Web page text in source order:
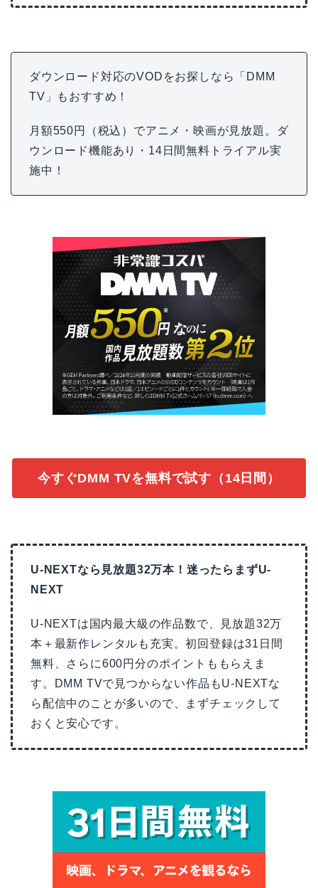
ダウンロード対応のVODをお探しなら「DMM
TV」もおすすめ！
月額550円（税込）でアニメ・映画が見放題。ダ
ウンロード機能あり・14日間無料トライアル実
施中！
今すぐDMM TVを無料で試す（14日間）
U-NEXTなら見放題32万本！迷ったらまずU-
NEXT
U-NEXTは国内最大級の作品数で、見放題32万
本＋最新作レンタルも充実。初回登録は31日間
無料、さらに600円分のポイントももらえま
す。DMM TVで見つからない作品もU-NEXTな
ら配信中のことが多いので、まずチェックして
おくと安心です。